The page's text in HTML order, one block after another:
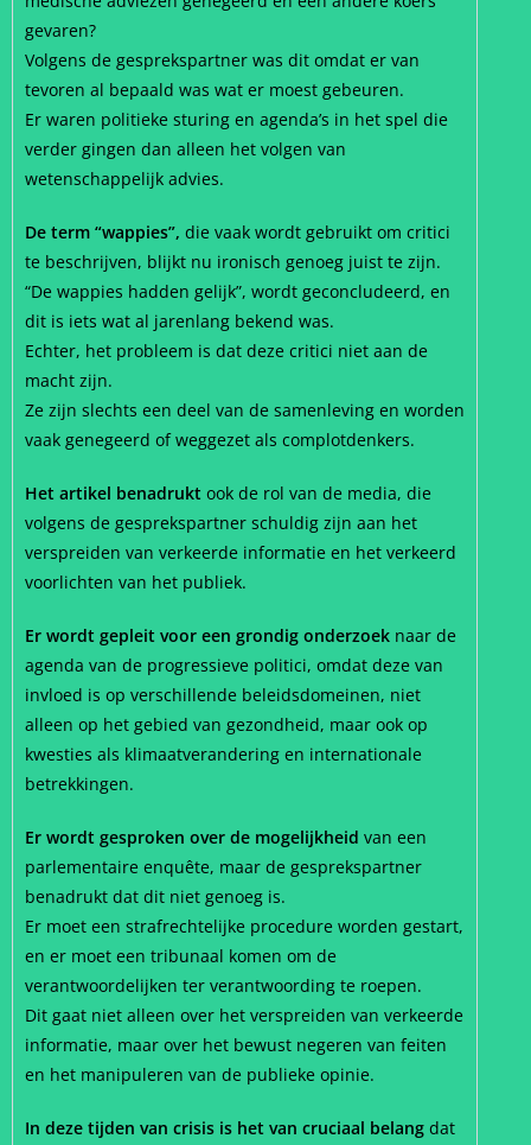
gevaren?
Volgens de gesprekspartner was dit omdat er van
tevoren al bepaald was wat er moest gebeuren.
Er waren politieke sturing en agenda’s in het spel die
verder gingen dan alleen het volgen van
wetenschappelijk advies.
De term “wappies”, die vaak wordt gebruikt om critici
te beschrijven, blijkt nu ironisch genoeg juist te zijn.
“De wappies hadden gelijk”, wordt geconcludeerd, en
dit is iets wat al jarenlang bekend was.
Echter, het probleem is dat deze critici niet aan de
macht zijn.
Ze zijn slechts een deel van de samenleving en worden
vaak genegeerd of weggezet als complotdenkers.
Het artikel benadrukt ook de rol van de media, die
volgens de gesprekspartner schuldig zijn aan het
verspreiden van verkeerde informatie en het verkeerd
voorlichten van het publiek.
Er wordt gepleit voor een grondig onderzoek naar de
agenda van de progressieve politici, omdat deze van
invloed is op verschillende beleidsdomeinen, niet
alleen op het gebied van gezondheid, maar ook op
kwesties als klimaatverandering en internationale
betrekkingen.
Er wordt gesproken over de mogelijkheid van een
parlementaire enquête, maar de gesprekspartner
benadrukt dat dit niet genoeg is.
Er moet een strafrechtelijke procedure worden gestart,
en er moet een tribunaal komen om de
verantwoordelijken ter verantwoording te roepen.
Dit gaat niet alleen over het verspreiden van verkeerde
informatie, maar over het bewust negeren van feiten
en het manipuleren van de publieke opinie.
In deze tijden van crisis is het van cruciaal belang dat